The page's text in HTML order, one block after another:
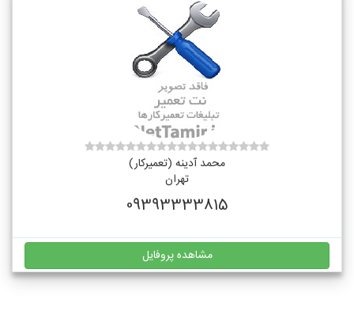
محمد آدینه (تعمیرکار)
تهران
09393333815
مشاهده پروفایل